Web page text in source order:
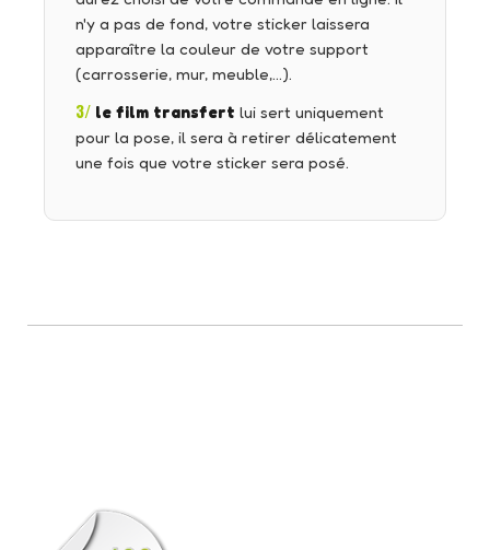
n'y a pas de fond, votre sticker laissera
apparaître la couleur de votre support
(carrosserie, mur, meuble,…).
3/ le film transfert lui sert uniquement
pour la pose, il sera à retirer délicatement
une fois que votre sticker sera posé.